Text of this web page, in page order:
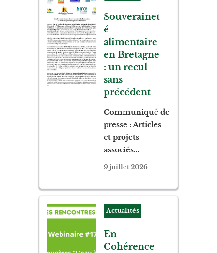
Souverainet
é
alimentaire
en Bretagne
: un recul
sans
précédent
Communiqué de
presse : Articles
et projets
associés…
9 juillet 2026
En
Cohérence
Actualités